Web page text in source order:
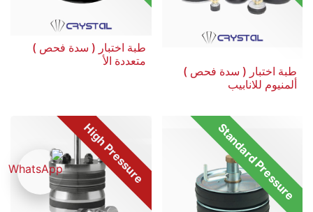
طبة اختبار ( سدة فحص )
ألمنيوم للانابيب
طبة اختبار ( سدة فحص )
متعددة الأ
Standard Pressure
High Pressure